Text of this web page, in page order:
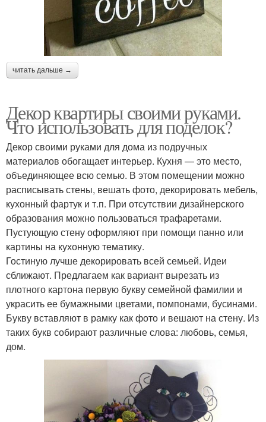
читать дальше →
Декор квартиры своими руками.
Что использовать для поделок?
Декор своими руками для дома из подручных
материалов обогащает интерьер. Кухня — это место,
объединяющее всю семью. В этом помещении можно
расписывать стены, вешать фото, декорировать мебель,
кухонный фартук и т.п. При отсутствии дизайнерского
образования можно пользоваться трафаретами.
Пустующую стену оформляют при помощи панно или
картины на кухонную тематику.
Гостиную лучше декорировать всей семьей. Идеи
сближают. Предлагаем как вариант вырезать из
плотного картона первую букву семейной фамилии и
украсить ее бумажными цветами, помпонами, бусинами.
Букву вставляют в рамку как фото и вешают на стену. Из
таких букв собирают различные слова: любовь, семья,
дом.